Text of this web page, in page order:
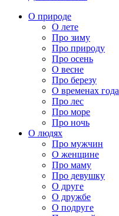
О природе
О лете
Про зиму
Про природу
Про осень
О весне
Про березу
О временах года
Про лес
Про море
Про ночь
О людях
Про мужчин
О женщине
Про маму
Про девушку
О друге
О дружбе
О подруге